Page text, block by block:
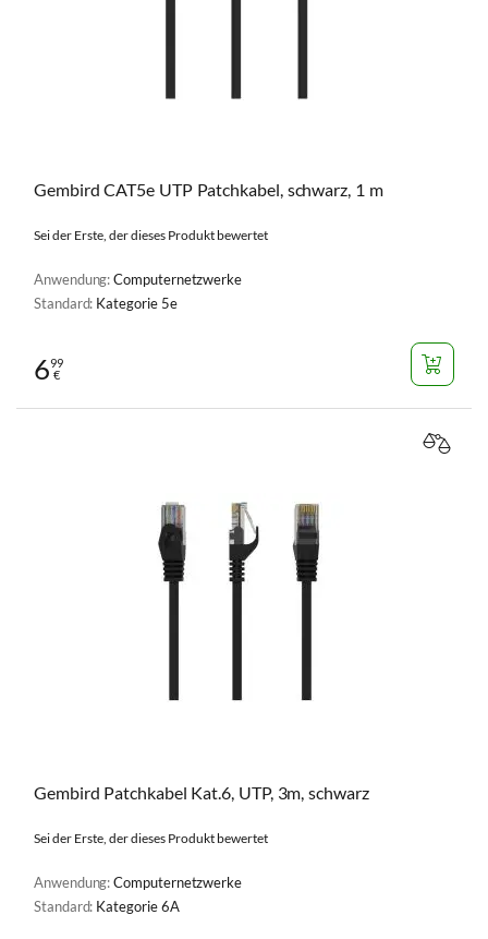
Gembird CAT5e UTP Patchkabel, schwarz, 1 m
Sei der Erste, der dieses Produkt bewertet
Anwendung:Computernetzwerke
Standard: Kategorie 5e
699
€
Gembird Patchkabel Kat.6, UTP, 3m, schwarz
Sei der Erste, der dieses Produkt bewertet
Anwendung:Computernetzwerke
Standard: Kategorie 6A